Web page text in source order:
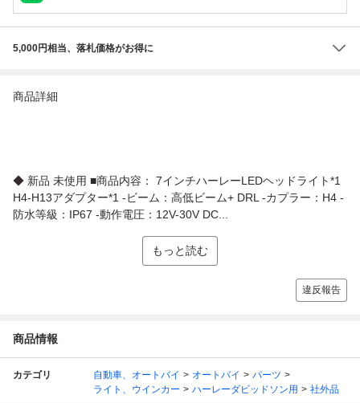
5,000円相当、落札価格がお得に
商品詳細
◆ 新品 未使用 ■商品内容： 7インチハーレーLEDヘッドライト*1
H4-H13アダプター*1 -ビーム：高低ビーム+ DRL -カプラー：H4 -
防水等級：IP67 -動作電圧：12V-30V DC...
もっと読む
違反報告
商品情報
カテゴリ 自動車、オートバイ オートバイ
パーツ
ライト、ウインカー
ハーレーダビッドソン用 社外品